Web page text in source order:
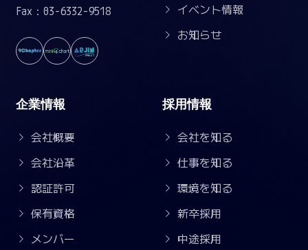
Fax：03-6332-9518
イベント情報
お知らせ
企業情報
会社概要
会社沿革
認証許可
保有資格
メンバー
採用情報
会社を知る
仕事を知る
環境を知る
新卒採用
中途採用